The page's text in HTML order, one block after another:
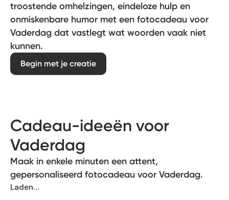
troostende omhelzingen, eindeloze hulp en
onmiskenbare humor met een fotocadeau voor
Vaderdag dat vastlegt wat woorden vaak niet
kunnen.
Begin met je creatie
Cadeau-ideeën voor
Vaderdag
Maak in enkele minuten een attent,
gepersonaliseerd fotocadeau voor Vaderdag.
Laden...